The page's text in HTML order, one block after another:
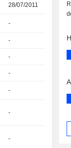
28/07/2011
-
-
-
-
-
-
-